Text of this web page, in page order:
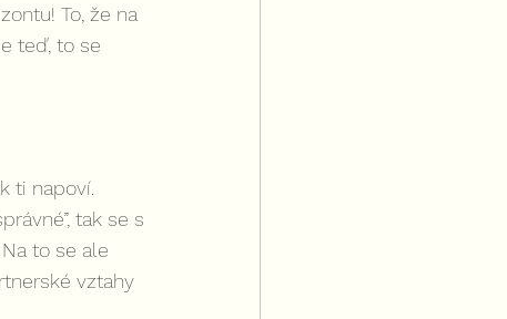
To, že na
teď, to se
ti napoví.
tak se s
to se ale
vztahy